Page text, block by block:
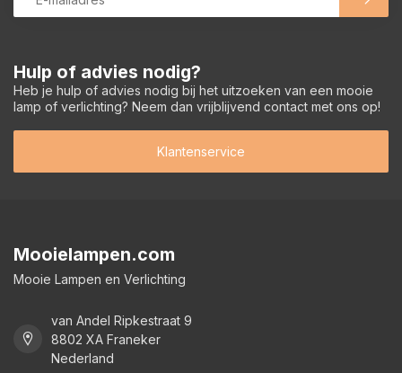
Hulp of advies nodig?
Heb je hulp of advies nodig bij het uitzoeken van een mooie
lamp of verlichting? Neem dan vrijblijvend contact met ons op!
Klantenservice
Mooielampen.com
Mooie Lampen en Verlichting
van Andel Ripkestraat 9
8802 XA Franeker
Nederland